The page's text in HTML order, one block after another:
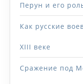
Перун и его
Как русские
XIII веке
Сражение под